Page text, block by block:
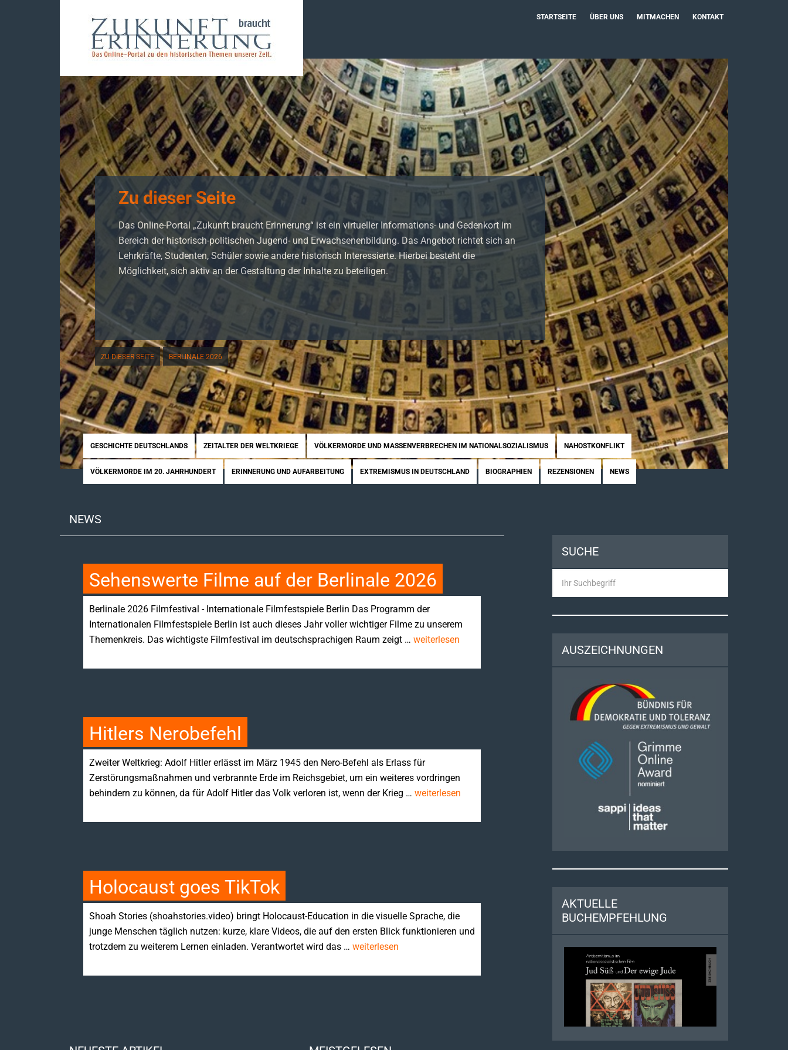
STARTSEITE ÜBER UNS MITMACHEN KONTAKT
Zu dieser Seite
Das Online-Portal „Zukunft braucht Erinnerung“ ist ein virtueller Informations- und Gedenkort im
Bereich der historisch-politischen Jugend- und Erwachsenenbildung. Das Angebot richtet sich an
Lehrkräfte, Studenten, Schüler sowie andere historisch Interessierte. Hierbei besteht die
Möglichkeit, sich aktiv an der Gestaltung der Inhalte zu beteiligen.
ZU DIESER SEITE BERLINALE 2026
GESCHICHTE DEUTSCHLANDS ZEITALTER DER WELTKRIEGE VÖLKERMORDE UND MASSENVERBRECHEN IM NATIONALSOZIALISMUS NAHOSTKONFLIKT
VÖLKERMORDE IM 20. JAHRHUNDERT ERINNERUNG UND AUFARBEITUNG EXTREMISMUS IN DEUTSCHLAND BIOGRAPHIEN REZENSIONEN NEWS
NEWS
Sehenswerte Filme auf der Berlinale 2026
Berlinale 2026 Filmfestival - Internationale Filmfestspiele Berlin Das Programm der
Internationalen Filmfestspiele Berlin ist auch dieses Jahr voller wichtiger Filme zu unserem
Themenkreis. Das wichtigste Filmfestival im deutschsprachigen Raum zeigt … weiterlesen
Hitlers Nerobefehl
Zweiter Weltkrieg: Adolf Hitler erlässt im März 1945 den Nero-Befehl als Erlass für
Zerstörungsmaßnahmen und verbrannte Erde im Reichsgebiet, um ein weiteres vordringen
behindern zu können, da für Adolf Hitler das Volk verloren ist, wenn der Krieg … weiterlesen
Holocaust goes TikTok
Shoah Stories (shoahstories.video) bringt Holocaust-Education in die visuelle Sprache, die
junge Menschen täglich nutzen: kurze, klare Videos, die auf den ersten Blick funktionieren und
trotzdem zu weiterem Lernen einladen. Verantwortet wird das … weiterlesen
SUCHE
AUSZEICHNUNGEN
AKTUELLE
BUCHEMPFEHLUNG